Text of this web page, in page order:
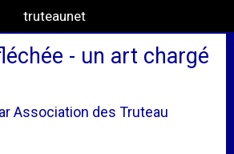
truteaunet
- un art chargé
Association des Truteau